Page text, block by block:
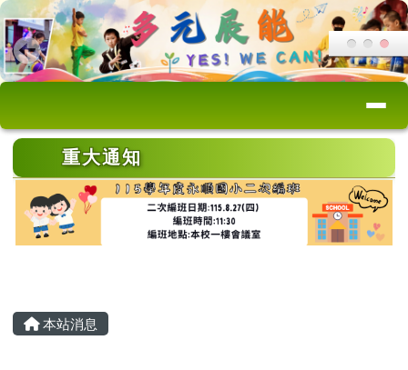
跳至主內容區
桃園市永順國小
導覽列
上中區域內容
重大通知
本站消息
頁尾區域